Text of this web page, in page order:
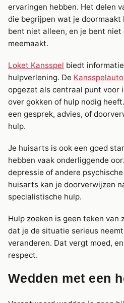
ervaringen hebben. Het delen
die begrijpen wat je doormaakt
bent niet alleen, en je bent
meemaakt.
Loket Kansspel biedt
hulpverlening. De
opgezet als centraal punt voor
over gokken of hulp nodig
een gesprek, advies, of
hulp.
Je huisarts is ook een goed
hebben vaak onderliggende
depressie of andere
huisarts kan je doorverwijzen
specialistische hulp.
Hulp zoeken is geen teken van
dat je de situatie serieus
veranderen. Dat vergt moed,
respect.
Wedden met een